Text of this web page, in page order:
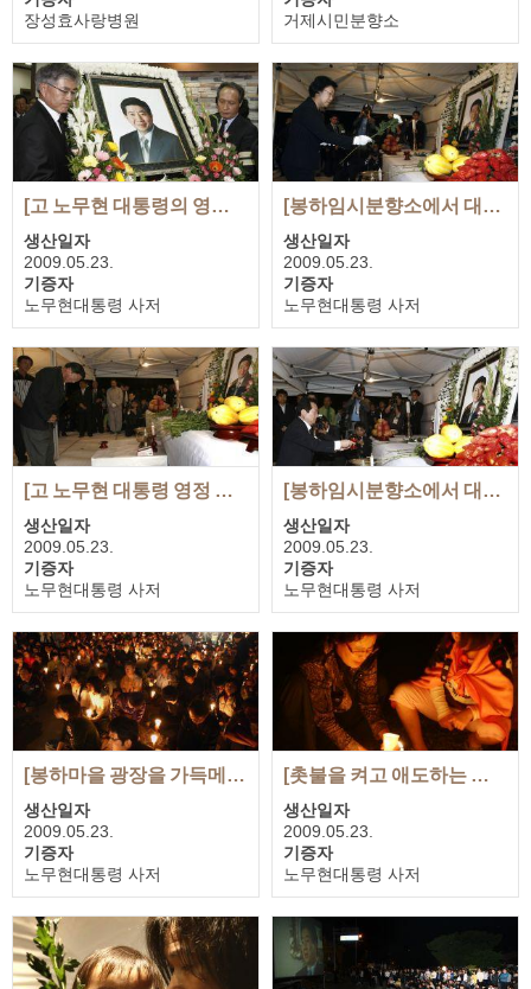
장성효사랑병원
첨부 사진
1장
거제시민분향소
첨부 사진
1장
[고 노무현 대통령의 영정사진을 든 두 비서실장]
생산일자
2009.05.23.
기증자
노무현대통령 사저
첨부 사진
2장
[봉하임시분향소에서 대통령의 영정에 헌화하는 한명숙 전 국무총리]
생산일자
2009.05.23.
기증자
노무현대통령 사저
첨부 사진
1장
[고 노무현 대통령 영정 앞에서 오열하는 참배객]
생산일자
2009.05.23.
기증자
노무현대통령 사저
첨부 사진
1장
[봉하임시분향소에서 대통령의 영정에 잔을 올리는 정세균 민주당 대표]
생산일자
2009.05.23.
기증자
노무현대통령 사저
첨부 사진
1장
[봉하마을 광장을 가득메운 촛불을 든 조문객들]
생산일자
2009.05.23.
기증자
노무현대통령 사저
첨부 사진
1장
[촛불을 켜고 애도하는 조문객들]
생산일자
2009.05.23.
기증자
노무현대통령 사저
첨부 사진
7장